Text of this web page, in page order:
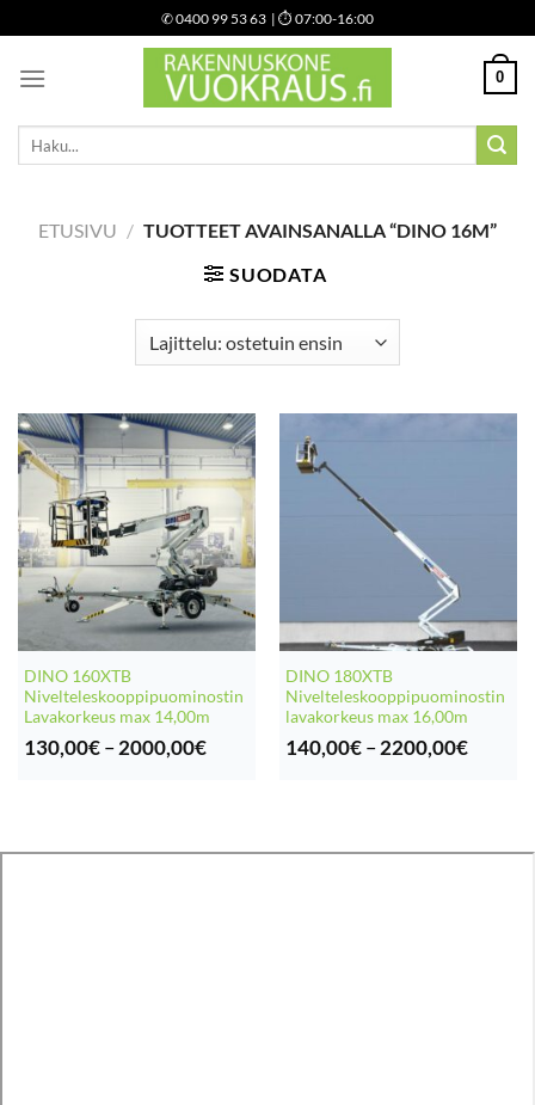
to
content
✆0400 99 53 63 | ⏱ 07:00-16:00
0
Etsi:
ETUSIVU / TUOTTEET AVAINSANALLA “DINO 16M”
SUODATA
DINO 160XTB
Nivelteleskooppipuominostin
Lavakorkeus max 14,00m
130,00€ – 2000,00€Hintaluokka:
DINO 180XTB
Nivelteleskooppipuominostin
lavakorkeus max 16,00m
140,00€ – 2200,00€